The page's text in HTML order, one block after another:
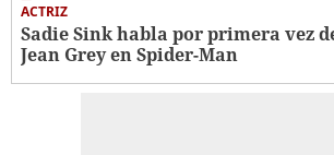
ACTRIZ
Sadie Sink habla por primera vez
Jean Grey en Spider-Man